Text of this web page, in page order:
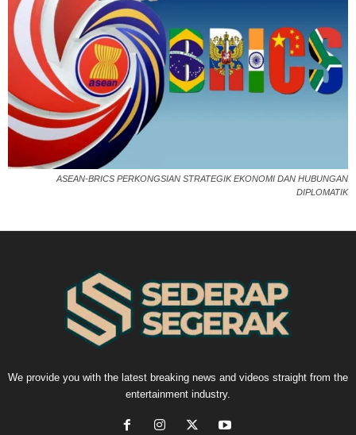
ASEAN-BRICS PERKONGSIAN STRATEGIK EKONOMI DAN HUBUNGAN
DIPLOMATIK
We provide you with the latest breaking news and videos straight from the
entertainment industry.